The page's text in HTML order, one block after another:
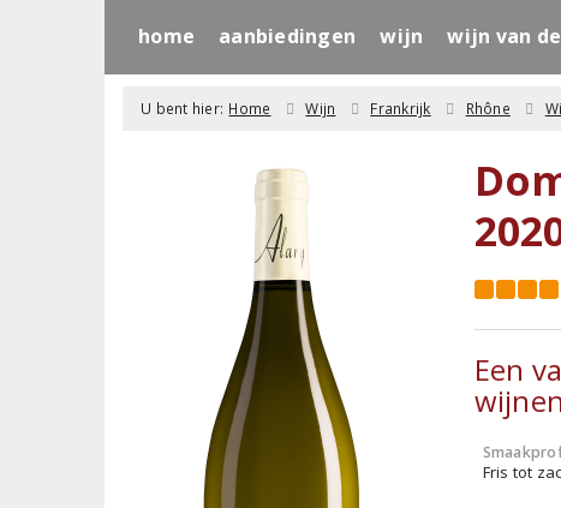
home aanbiedingen wijn wijn van
U bent hier: Home Wijn Frankrijk Rhône
Een
wijnen
Fris tot